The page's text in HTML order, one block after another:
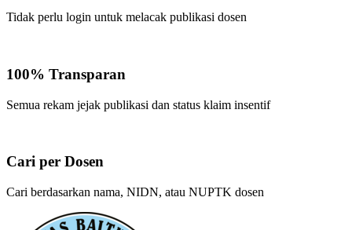
Tidak perlu login untuk melacak publikasi dosen
100% Transparan
Semua rekam jejak publikasi dan status klaim insentif
Cari per Dosen
Cari berdasarkan nama, NIDN, atau NUPTK dosen